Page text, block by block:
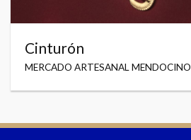
Cinturón
MERCADO ARTESANAL MENDOCINO